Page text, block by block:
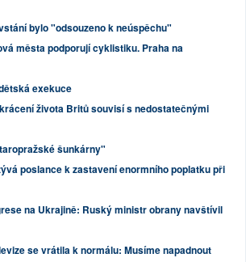
bylo "odsouzeno k neúspěchu"
města podporují cyklistiku. Praha na
exekuce
života Britů souvisí s nedostatečnými
šunkárny"
poslance k zastavení enormního poplatku při
na Ukrajině: Ruský ministr obrany navštívil
se vrátila k normálu: Musíme napadnout